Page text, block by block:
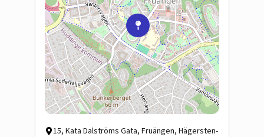
15, Kata Dalströms Gata, Fruängen, Hägersten-